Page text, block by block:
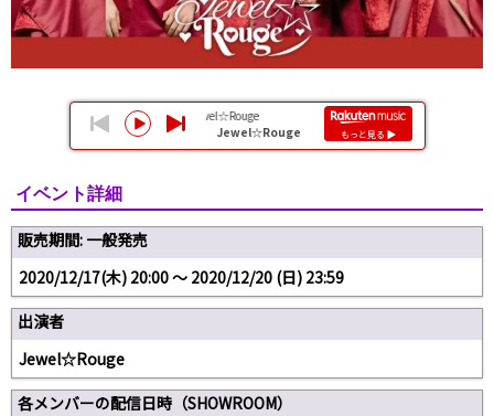
イベント詳細
販売期間: 一般発売
2020/12/17(木) 20:00 〜 2020/12/20 (日) 23:59
出演者
Jewel☆Rouge
各メンバーの配信日時（SHOWROOM）